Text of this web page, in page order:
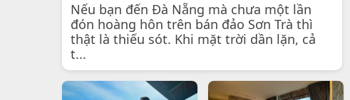
Nếu bạn đến Đà Nẵng mà chưa một lần
đón hoàng hôn trên bán đảo Sơn Trà thì
thật là thiếu sót. Khi mặt trời dần lặn, cả
t...